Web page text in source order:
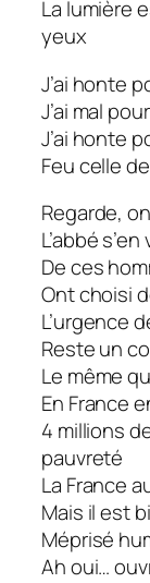
La lumière
yeux
J’ai honte
J’ai mal
J’ai honte
Feu celle
Regarde,
L’abbé
De ces
Ont choisi
L’urgence
Reste un
Le même
En France
4 millions
pauvreté
La France
Mais il est
Méprisé
Ah oui…